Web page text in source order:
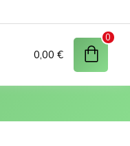
0,00 €
0